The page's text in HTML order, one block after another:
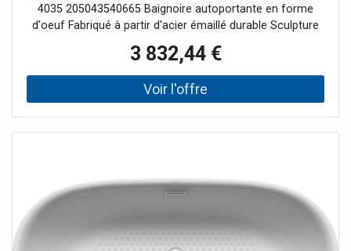
4035 205043540665 Baignoire autoportante en forme
d'oeuf Fabriqué à partir d'acier émaillé durable Sculpture
Deux inclinaisons de dos identiques Avec bonde centrale à
ouverture par poussée, avec couvercle de bonde en émail
Note d'installation : L'espace libre sous la baignoire
3 832,44 €